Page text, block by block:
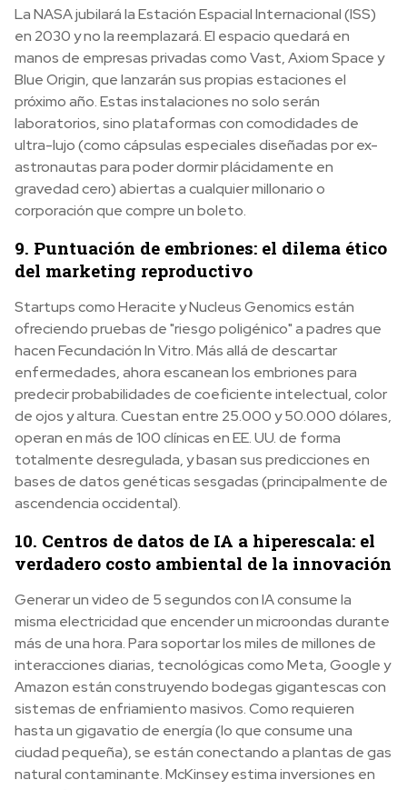
La NASA jubilará la Estación Espacial Internacional (ISS)
en 2030 y no la reemplazará. El espacio quedará en
manos de empresas privadas como Vast, Axiom Space y
Blue Origin, que lanzarán sus propias estaciones el
próximo año. Estas instalaciones no solo serán
laboratorios, sino plataformas con comodidades de
ultra-lujo (como cápsulas especiales diseñadas por ex-
astronautas para poder dormir plácidamente en
gravedad cero) abiertas a cualquier millonario o
corporación que compre un boleto.
9. Puntuación de embriones: el dilema ético
del marketing reproductivo
Startups como Heracite y Nucleus Genomics están
ofreciendo pruebas de "riesgo poligénico" a padres que
hacen Fecundación In Vitro. Más allá de descartar
enfermedades, ahora escanean los embriones para
predecir probabilidades de coeficiente intelectual, color
de ojos y altura. Cuestan entre 25.000 y 50.000 dólares,
operan en más de 100 clínicas en EE. UU. de forma
totalmente desregulada, y basan sus predicciones en
bases de datos genéticas sesgadas (principalmente de
ascendencia occidental).
10. Centros de datos de IA a hiperescala: el
verdadero costo ambiental de la innovación
Generar un video de 5 segundos con IA consume la
misma electricidad que encender un microondas durante
más de una hora. Para soportar los miles de millones de
interacciones diarias, tecnológicas como Meta, Google y
Amazon están construyendo bodegas gigantescas con
sistemas de enfriamiento masivos. Como requieren
hasta un gigavatio de energía (lo que consume una
ciudad pequeña), se están conectando a plantas de gas
natural contaminante. McKinsey estima inversiones en